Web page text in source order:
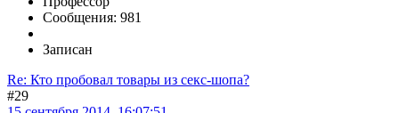
Сообщения: 981
Записан
Re: Кто пробовал товары из секс-шопа?
#29